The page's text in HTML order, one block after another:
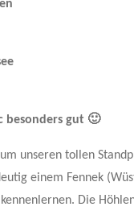
besonders gut 🙂
unseren tollen
einem Fennek
Die